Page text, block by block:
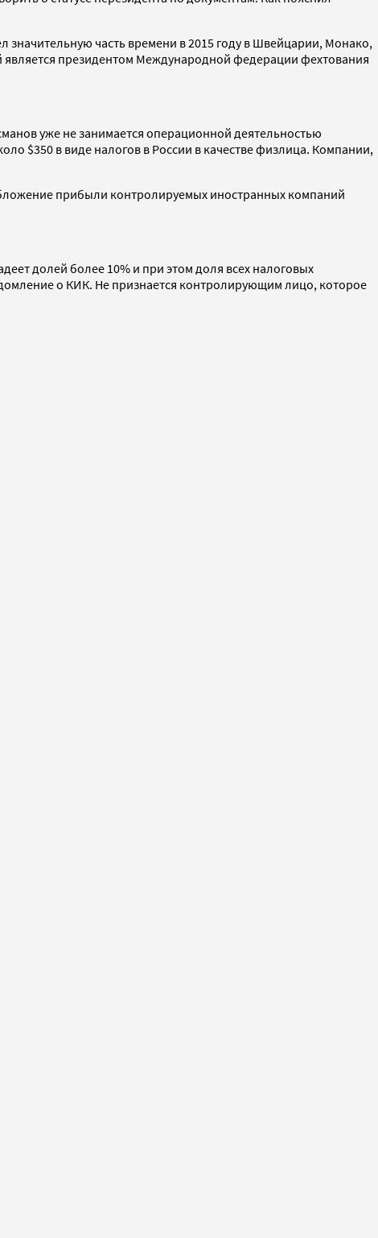
значительную часть времени в 2015 году в Швейцарии, Монако,
является президентом Международной федерации фехтования
уже не занимается операционной деятельностью
$350 в виде налогов в России в качестве физлица. Компании,
прибыли контролируемых иностранных компаний
долей более 10% и при этом доля всех налоговых
о КИК. Не признается контролирующим лицо, которое